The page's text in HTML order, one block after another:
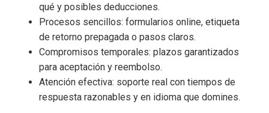
qué y posibles deducciones.
Procesos sencillos: formularios online, etiqueta
de retorno prepagada o pasos claros.
Compromisos temporales: plazos garantizados
para aceptación y reembolso.
Atención efectiva: soporte real con tiempos de
respuesta razonables y en idioma que domines.